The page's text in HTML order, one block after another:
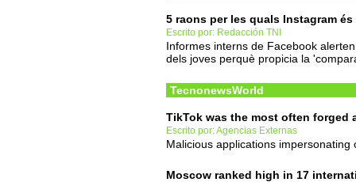
5 raons per les quals Instagram
Escrito por: Redacción TNI
Informes interns de Facebook
dels joves perquè propicia la
TecnonewsWorld
TikTok was the most often forged
Escrito por: Agencias Externas
Malicious applications
Moscow ranked high in 17